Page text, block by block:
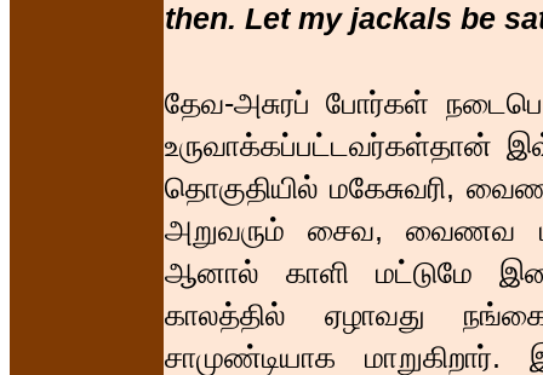
then. Let my jackals be
தேவ-அசுரப் போர்கள்
உருவாக்கப்பட்டவர்கள்தான்
தொகுதியில் மகேசுவரி,
அறுவரும் சைவ, வைணவ
ஆனால் காளி மட்டுமே
காலத்தில் ஏழாவது
சாமுண்டியாக